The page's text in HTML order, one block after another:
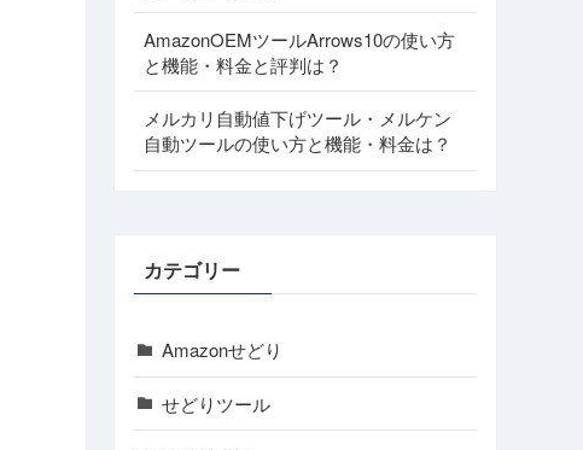
AmazonOEMツールArrows10の使い方
と機能・料金と評判は？
メルカリ自動値下げツール・メルケン
自動ツールの使い方と機能・料金は？
カテゴリー
Amazonせどり
せどりツール